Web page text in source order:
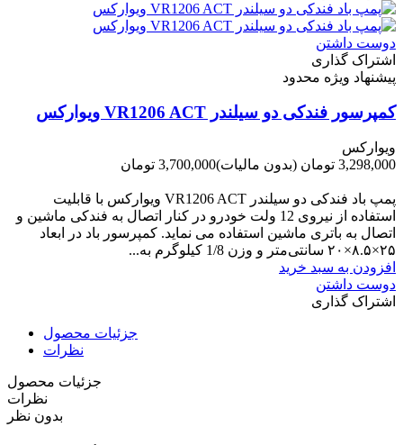
دوست داشتن
اشتراک گذاری
پیشنهاد ویژه محدود
کمپرسور فندکی دو سیلندر VR1206 ACT ویوارکس
ویوارکس
3,298,000 تومان
(بدون مالیات)3,700,000 تومان
پمپ باد فندکی دو سیلندر VR1206 ACT ویوارکس با قابلیت
استفاده از نیروی 12 ولت خودرو در کنار اتصال به فندکی ماشین و
اتصال به باتری ماشین استفاده می نماید. کمپرسور باد در ابعاد
۲۵×۸.۵×۲۰ سانتی‌متر و وزن 1/8 کیلوگرم به...
افزودن به سبد خرید
دوست داشتن
اشتراک گذاری
جزئیات محصول
نظرات
جزئیات محصول
نظرات
بدون نظر